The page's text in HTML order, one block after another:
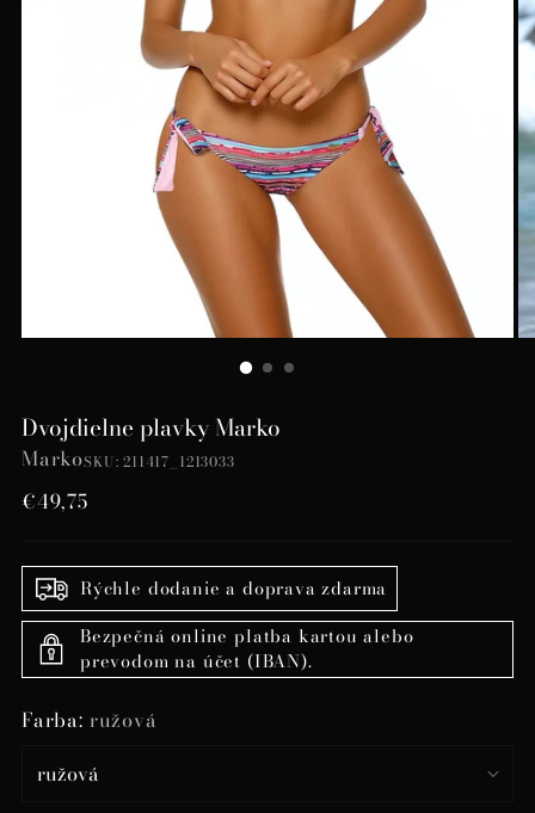
Dvojdielne plavky Marko
MarkoSKU: 211417_1213033
Bežná
€49,75
Rýchle dodanie a doprava zdarma
Bezpečná online platba kartou alebo
prevodom na účet (IBAN).
Farba: ružová